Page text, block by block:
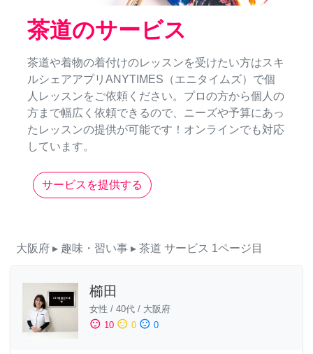
茶道のサービス
茶道や着物の着付けのレッスンを受けたい方はスキ
ルシェアアプリANYTIMES（エニタイムズ）で個
人レッスンをご依頼ください。プロの方から個人の
方まで幅広く依頼できるので、ニーズや予算にあっ
たレッスンの提供が可能です！オンラインでも対応
しています。
サービスを提供する
大阪府 ▸ 趣味・習い事 ▸ 茶道 サービス 1ページ目
櫛田
女性 / 40代 / 大阪府
sentiment_satisfied 10 sentiment_neutral 0 sentiment_dissatisfied 0